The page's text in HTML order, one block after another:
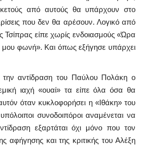
από αυτούς θα υπάρχουν στο
που δεν θα αρέσουν. Λογικό από
Τσίπρας είπε χωρίς ενδοιασμούς «Ώρα
μου φωνή». Και όπως εξήγησε υπάρχει
αντίδραση του Παύλου Πολάκη ο
ιαχή «ουαί» τα είπε όλα όσα θα
όταν κυκλοφορήσει η «Ιθάκη» του
συνοδοιπόροι αναμένεται να
εξαρτάται όχι μόνο που τον
αφήγησης και της κριτικής του Αλέξη